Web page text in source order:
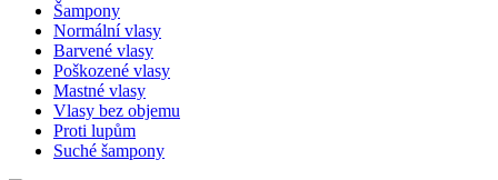
Šampony
Normální vlasy
Barvené vlasy
Poškozené vlasy
Mastné vlasy
Vlasy bez objemu
Proti lupům
Suché šampony